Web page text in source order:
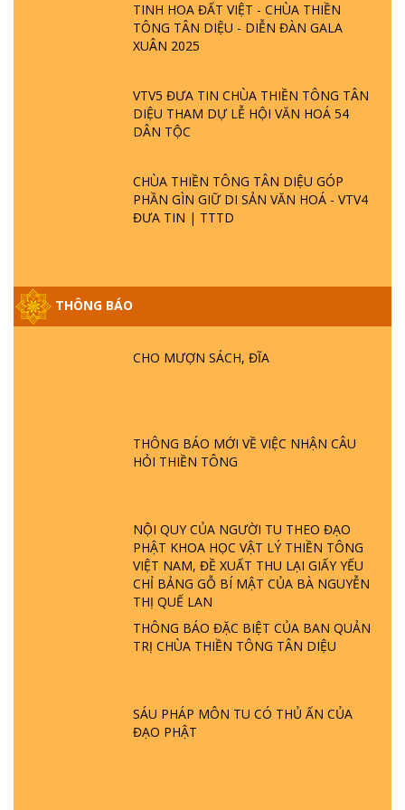
TINH HOA ĐẤT VIỆT - CHÙA THIỀN
TÔNG TÂN DIỆU - DIỄN ĐÀN GALA
XUÂN 2025
VTV5 ĐƯA TIN CHÙA THIỀN TÔNG TÂN
DIỆU THAM DỰ LỄ HỘI VĂN HOÁ 54
DÂN TỘC
CHÙA THIỀN TÔNG TÂN DIỆU GÓP
PHẦN GÌN GIỮ DI SẢN VĂN HOÁ - VTV4
ĐƯA TIN | TTTD
THÔNG BÁO
CHO MƯỢN SÁCH, ĐĨA
THÔNG BÁO MỚI VỀ VIỆC NHẬN CÂU
HỎI THIỀN TÔNG
NỘI QUY CỦA NGƯỜI TU THEO ĐẠO
PHẬT KHOA HỌC VẬT LÝ THIỀN TÔNG
VIỆT NAM, ĐỀ XUẤT THU LẠI GIẤY YẾU
CHỈ BẢNG GỖ BÍ MẬT CỦA BÀ NGUYỄN
THỊ QUẾ LAN
THÔNG BÁO ĐẶC BIỆT CỦA BAN QUẢN
TRỊ CHÙA THIỀN TÔNG TÂN DIỆU
SÁU PHÁP MÔN TU CÓ THỦ ẤN CỦA
ĐẠO PHẬT
GIẢI ĐÁP ĐẶC BIỆT P25 - SUỐT 49 NĂM
PHẬT KHÔNG NÓI? HỘI LONG HOA LÀ
HỘI GÌ? TỬ VÌ ĐẠO
PHẬT GIỚI CÓ THỜI GIAN KHÔNG? |
TTTD
LÀ AI? QUỶ SA TĂNG? | TTTD
GIẢI ĐÁP THIỀN TÔNG ĐẶC BIỆT P22 - TẠI
SAO TRÁI ĐẤT NHIỀU THIÊN TAI - LŨ LỤT
- HỎA HOẠN | TTTD
GIẢI ĐÁP THIỀN TÔNG ĐẶC BIỆT P21 - TẠI
GIẢI ĐÁP VỀ LỄ TIỄN THIỀN TÔNG SƯ